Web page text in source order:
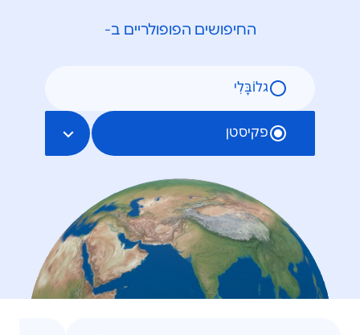
החיפושים הפופולריים ב-
גלוֹבָּלִי
פקיסטן